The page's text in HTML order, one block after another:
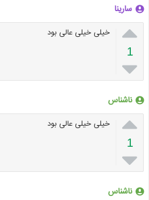
سارینا

1

خیلی خیلی عالی بود
ناشناس

1

خیلی خیلی عالی بود
ناشناس